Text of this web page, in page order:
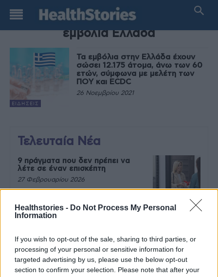
Healthstories - Do Not Process My Personal
Information
If you wish to opt-out of the sale, sharing to third parties, or
processing of your personal or sensitive information for
targeted advertising by us, please use the below opt-out
section to confirm your selection. Please note that after your
TAG
εμβόλια Ελλάδα
ΕΙΔΉΣΕΙΣ
Τα εμβόλια στην Ελλάδα έχουν
σώσει 12.175 άτομα, άνω των 60
ετών, σύμφωνα με μελέτη των
ΠΟΥ και ECDC
26 Νοεμβρίου 2021
Τελευταία Νέα
9 πράγματα που δεν πρέπει να
λέτε σε έναν επισκέπτη
27 Φεβρουαρίου 2026
την υποστήριξη της Be-Live
27 Φεβρουαρίου 2026